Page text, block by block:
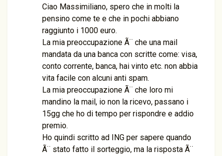
Ciao Massimiliano, spero che in molti la
pensino come te e che in pochi abbiano
raggiunto i 1000 euro.
La mia preoccupazione Ã¨ che una mail
mandata da una banca con scritte come: visa,
conto corrente, banca, hai vinto etc. non abbia
vita facile con alcuni anti spam.
La mia preoccupazione Ã¨ che loro mi
mandino la mail, io non la ricevo, passano i
15gg che ho di tempo per rispondre e addio
premio.
Ho quindi scritto ad ING per sapere quando
Ã¨ stato fatto il sorteggio, ma la risposta Ã¨